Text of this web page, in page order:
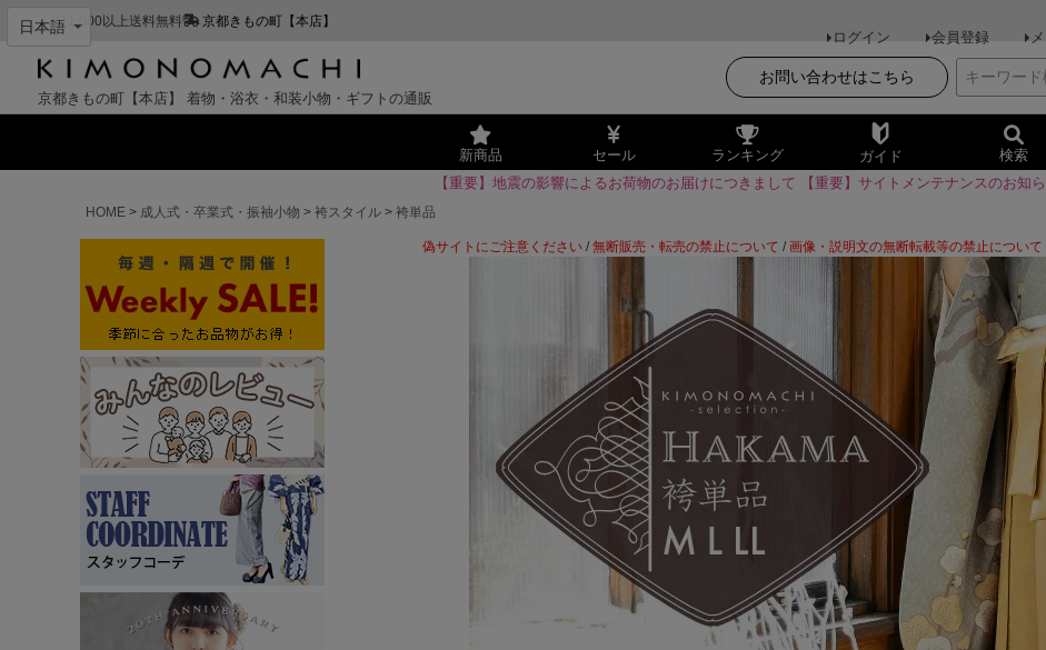
¥11,000以上送料無料 京都きもの町【本店】
ログイン
会員登録
京都きもの町【本店】 着物・浴衣・和装小物・ギフトの通販
お問い合わせはこちら
新商品 セール ランキング ガイド 検索
【重要】地震の影響によるお荷物のお届けにつきまして
【重要】サイトメンテナンスのお知
HOME
成人式・卒業式・振袖小物 袴スタイル 袴単品
偽サイトにご注意ください / 無断販売・転売の禁止について / 画像・説明文の無断転載等の禁止について